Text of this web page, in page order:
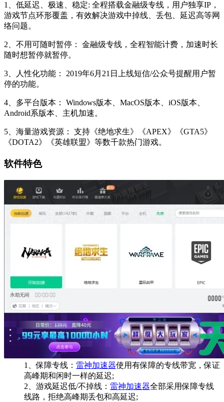
1、低延迟、极速、稳定: 全程搭载金融级专线，用户独享IP，
游戏节点环形覆盖，有效解决游戏中掉线、丢包、延迟高等网
络问题。
2、不用可随时暂停： 金融级专线，全程智能计费，加速时长
随时想暂停就暂停。
3、人性化功能： 2019年6月21日上线短信/公众号提醒用户暂
停的功能。
4、多平台版本： Windows版本、MacOS版本、iOS版本、
Android系版本、主机加速。
5、海量游戏资源： 支持《绝地求生》《APEX》《GTA5》
《DOTA2》《英雄联盟》等数千款热门游戏。
软件特色
1、保障专线： 雷神加速器使用有保障的专线带宽，保证
高峰期和闲时一样的延迟;
2、游戏延迟低/不掉线： 雷神加速器全部采用保障专线
线路，拒绝高峰期丢包和高延迟;